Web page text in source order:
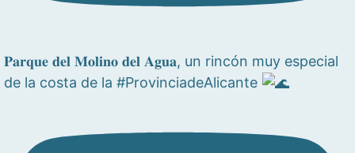
𝐏𝐚𝐫𝐪𝐮𝐞 𝐝𝐞𝐥 𝐌𝐨𝐥𝐢𝐧𝐨 𝐝𝐞𝐥 𝐀𝐠𝐮𝐚, un rincón muy especial
de la costa de la #ProvinciadeAlicante